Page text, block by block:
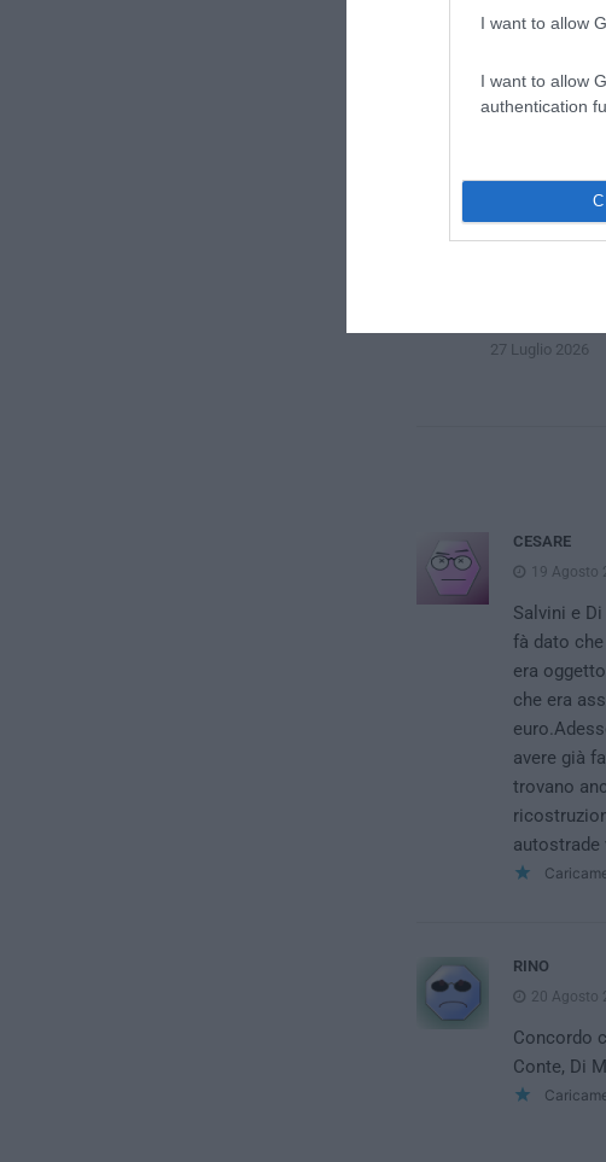
I want to allow
I want to allow
authentication
dissocia e punta il
28 Luglio 2026
27 Luglio 2026
CESARE
19 Agosto
Salvini e
fà dato
era
che era
avere già
trovano
autostrade
RINO
20 Agosto
Concordo
Conte, Di